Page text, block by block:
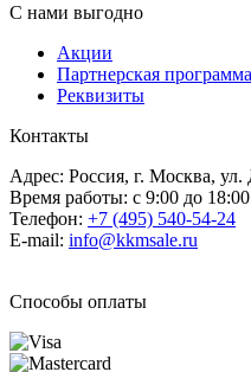
С нами выгодно
Акции
Партнерская программа
Реквизиты
Контакты
Адрес: Россия, г. Москва, ул.
Время работы: с 9:00 до 18:00
Телефон: +7 (495) 540-54-24
E-mail: info@kkmsale.ru
Способы оплаты